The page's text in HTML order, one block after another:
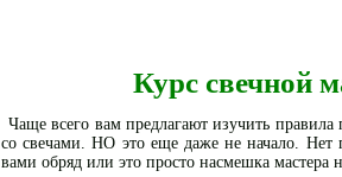
Курс свечной
Чаще всего вам предлагают изучить
со свечами. НО это еще даже не начало. Нет
вами обряд или это просто насмешка мастера